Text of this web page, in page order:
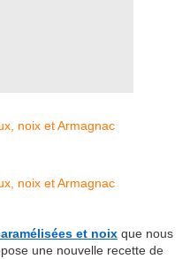
et noix que nous
une nouvelle recette de